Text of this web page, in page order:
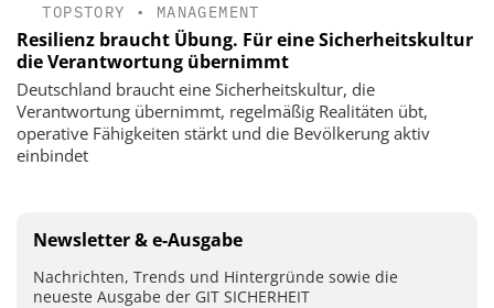
TOPSTORY • MANAGEMENT
Resilienz braucht Übung. Für eine Sicherheitskultur
die Verantwortung übernimmt
Deutschland braucht eine Sicherheitskultur, die
Verantwortung übernimmt, regelmäßig Realitäten übt,
operative Fähigkeiten stärkt und die Bevölkerung aktiv
einbindet
Newsletter & e-Ausgabe
Nachrichten, Trends und Hintergründe sowie die
neueste Ausgabe der GIT SICHERHEIT